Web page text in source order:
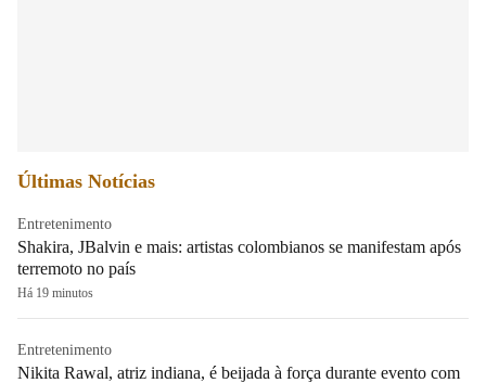
Últimas Notícias
Entretenimento
Shakira, JBalvin e mais: artistas colombianos se manifestam após
terremoto no país
Há 19 minutos
Entretenimento
Nikita Rawal, atriz indiana, é beijada à força durante evento com